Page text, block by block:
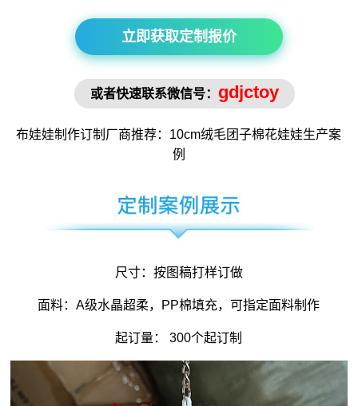
立即获取定制报价
或者快速联系微信号： gdjctoy
布娃娃制作订制厂商推荐：10cm绒毛团子棉花娃娃生产案
例
尺寸：按图稿打样订做
面料：A级水晶超柔，PP棉填充，可指定面料制作
起订量： 300个起订制